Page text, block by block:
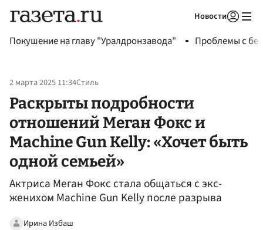
Новости
Покушение на главу "Уралдронзавода" Проблемы с
2 марта 2025 11:34Стиль
Раскрыты подробности
отношений Меган Фокс и
Machine Gun Kelly: «Хочет быть
одной семьей»
Актриса Меган Фокс стала общаться с экс-
женихом Machine Gun Kelly после разрыва
Ирина Избаш